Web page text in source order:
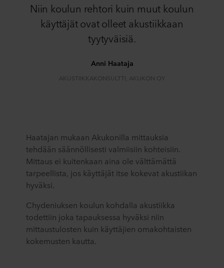
Niin koulun rehtori kuin muut koulun
käyttäjät ovat olleet akustiikkaan
tyytyväisiä.
Anni Haataja
AKUSTIIKKAKONSULTTI, AKUKON OY
Haatajan mukaan Akukonilla mittauksia
tehdään säännöllisesti valmiisiin kohteisiin.
Mittaus ei kuitenkaan aina ole välttämättä
tarpeellista, jos käyttäjät itse kokevat akustiikan
hyväksi.
Chydeniuksen koulun kohdalla akustiikka
todettiin joka tapauksessa hyväksi niin
mittaustulosten kuin käyttäjien omakohtaisten
kokemusten kautta.